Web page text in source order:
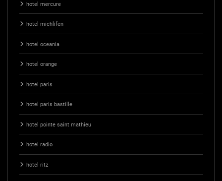
hotel mercure
hotel michlifen
hotel oceania
hotel orange
hotel paris
hotel paris bastille
hotel pointe saint mathieu
hotel radio
hotel ritz